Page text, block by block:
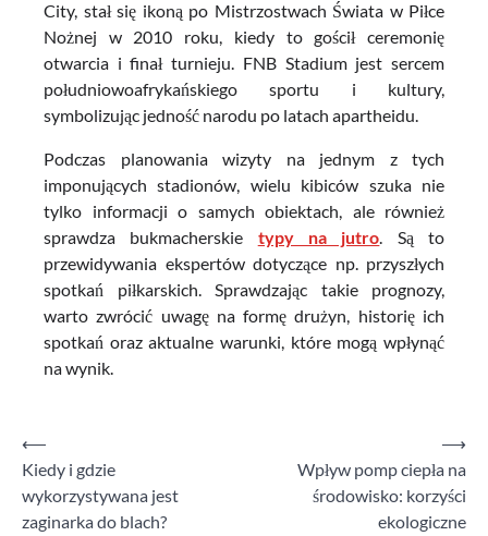
City, stał się ikoną po Mistrzostwach Świata w Piłce
Nożnej w 2010 roku, kiedy to gościł ceremonię
otwarcia i finał turnieju. FNB Stadium jest sercem
południowoafrykańskiego sportu i kultury,
symbolizując jedność narodu po latach apartheidu.
Podczas planowania wizyty na jednym z tych
imponujących stadionów, wielu kibiców szuka nie
tylko informacji o samych obiektach, ale również
sprawdza bukmacherskie
typy na jutro. Są to
przewidywania ekspertów dotyczące np. przyszłych
spotkań piłkarskich. Sprawdzając takie prognozy,
warto zwrócić uwagę na formę drużyn, historię ich
spotkań oraz aktualne warunki, które mogą wpłynąć
na wynik.
Nawigacja
wpisu
⟵
Kiedy i gdzie
wykorzystywana jest
zaginarka do blach?
Wpływ pomp ciepła na
środowisko: korzyści
ekologiczne
⟶